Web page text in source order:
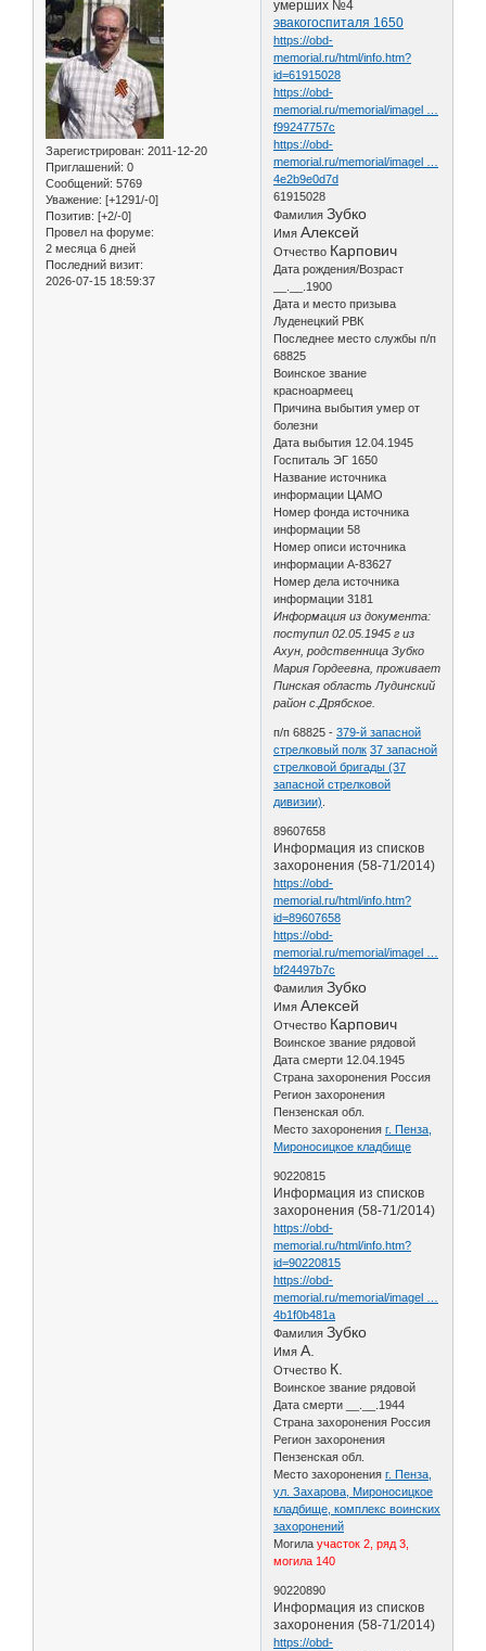
Зарегистрирован: 2011-12-20
Приглашений: 0
Сообщений: 5769
Уважение: [+1291/-0]
Позитив: [+2/-0]
Провел на форуме:
2 месяца 6 дней
Последний визит:
2026-07-15 18:59:37
умерших №4
эвакогоспиталя 1650
https://obd-
memorial.ru/html/info.htm?
id=61915028
https://obd-
memorial.ru/memorial/imagel …
f99247757c
https://obd-
memorial.ru/memorial/imagel …
4e2b9e0d7d
61915028
ФамилияЗубко
ИмяАлексей
Отчество Карпович
Дата рождения/Возраст
__.__.1900
Дата и место призыва
Луденецкий РВК
Последнее место службы п/п
68825
Воинское звание
красноармеец
Причина выбытия умер от
болезни
Дата выбытия 12.04.1945
Госпиталь ЭГ 1650
Название источника
информации ЦАМО
Номер фонда источника
информации 58
Номер описи источника
информации А-83627
Номер дела источника
информации 3181
Информация из документа:
поступил 02.05.1945 г из
Ахун, родственница Зубко
Мария Гордеевна, проживает
Пинская область Лудинский
район с.Дрябское.
п/п 68825 -379-й запасной
стрелковый полк 37 запасной
стрелковой бригады (37
запасной стрелковой
дивизии)
89607658
Информация из списков
захоронения (58-71/2014)
https://obd-
memorial.ru/html/info.htm?
id=89607658
https://obd-
memorial.ru/memorial/imagel …
bf24497b7c
ФамилияЗубко
ИмяАлексей
Отчество Карпович
Воинское звание рядовой
Дата смерти 12.04.1945
Страна захоронения Россия
Регион захоронения
Пензенская обл.
Место захороненияг. Пенза,
Мироносицкое кладбище
90220815
Информация из списков
захоронения (58-71/2014)
https://obd-
memorial.ru/html/info.htm?
id=90220815
https://obd-
memorial.ru/memorial/imagel …
4b1f0b481a
ФамилияЗубко
ИмяА.
Отчество К.
Воинское звание рядовой
Дата смерти __.__.1944
Страна захоронения Россия
Регион захоронения
Пензенская обл.
Место захороненияг. Пенза,
ул. Захарова, Мироносицкое
кладбище, комплекс воинских
захоронений
Могилаучасток 2, ряд 3,
могила 140
90220890
Информация из списков
захоронения (58-71/2014)
https://obd-